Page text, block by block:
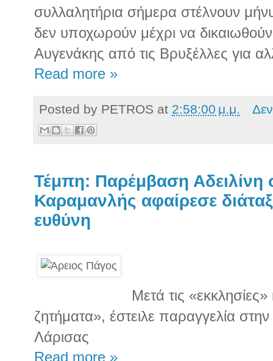
συλλαλητήρια σήμερα στέλνουν
δεν υποχωρούν μέχρι να
Αυγενάκης από τις Βρυξέλλες για
Read more »
Posted by PETROS at 2:58:00 μ.μ.
Τέμπη: Παρέμβαση Αδειλίνη
Καραμανλής αφαίρεσε
ευθύνη
Μετά τις
ζητήματα», έστειλε παραγγελία
Λάρισας
Read more »